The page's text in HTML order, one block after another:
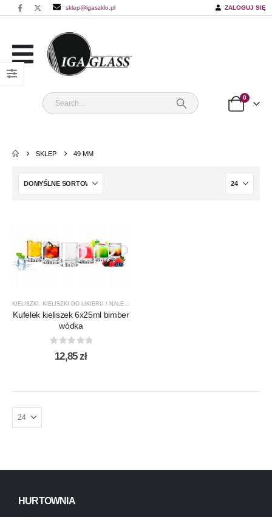
sklep@igaszklo.pl ZALOGUJ SIĘ
0
SKLEP 49 MM
KIELISZKI , KIELISZKI DO LIKIERU / NALEWEK
Kufelek kieliszek 6x25ml bimber
wódka
out of 5
12,85zł
HURTOWNIA